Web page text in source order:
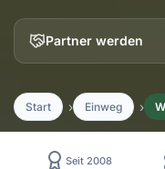
Partner werden
Start Einweg
Seit 2008